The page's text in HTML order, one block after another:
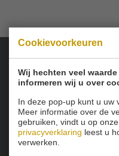
Cookievoorkeuren
Wij hechten veel
informeren wij u over
In deze pop-up kunt u uw
Meer informatie over de
gebruiken, vindt u op
privacyverklaring leest u
verwerken.